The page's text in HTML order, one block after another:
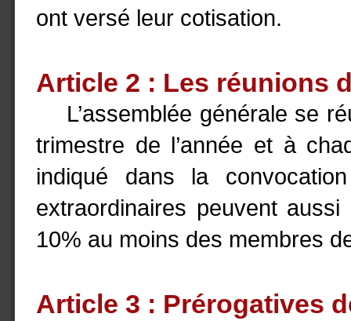
ont versé leur cotisation.
Article 2 : Les réunions
L’assemblée générale se
trimestre de l’année et à
indiqué dans la
extraordinaires peuvent
10% au moins des membres
Article 3 : Prérogatives